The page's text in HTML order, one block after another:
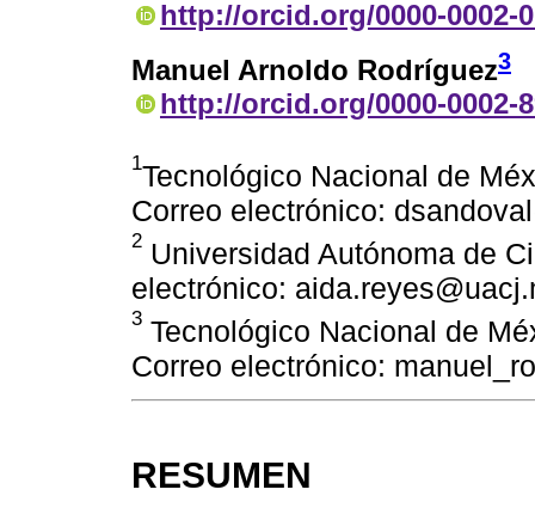
http://orcid.org/0000-0002-
Manuel Arnoldo Rodríguez3
http://orcid.org/0000-0002-
1Tecnológico Nacional de
Correo electrónico:
2 Universidad Autónoma de
electrónico:
3 Tecnológico Nacional de
Correo electrónico:
RESUMEN